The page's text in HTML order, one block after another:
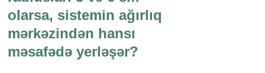
olarsa, sistemin ağırlıq
mərkəzindən hansı
məsafədə yerləşər?